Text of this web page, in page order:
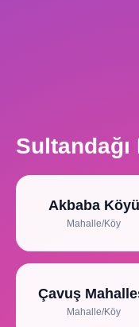
Akbaba Köyü
Mahalle/Köy
Çavuş
Mahalle/Köy